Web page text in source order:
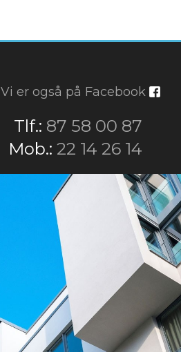
Vi er også på Facebook
​Tlf.: 87 58 00 87
​Mob.:22 14 26 14